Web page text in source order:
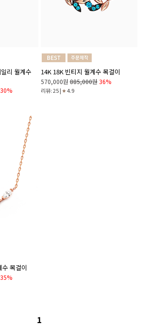
리 월계수
30%
14K 18K 빈티지 월계수 목걸이
570,000원 885,000원 36%
리뷰: 25 | 4.9
목걸이
35%
1